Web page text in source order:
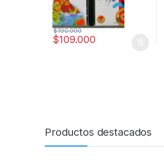
$109.000
$190.000
Productos destacados